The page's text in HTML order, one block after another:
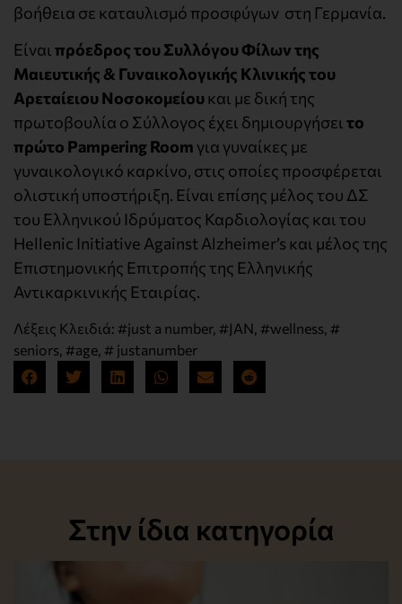
βοήθεια σε καταυλισμό προσφύγων στη Γερμανία.
Είναιπρόεδρος του Συλλόγου Φίλων της
Μαιευτικής & Γυναικολογικής Κλινικής του
Αρεταίειου Νοσοκομείου και με δική της
πρωτοβουλία ο Σύλλογος έχει δημιουργήσειτο
πρώτο Pampering Room για γυναίκες με
γυναικολογικό καρκίνο, στις οποίες προσφέρεται
ολιστική υποστήριξη. Είναι επίσης μέλος του ΔΣ
του Ελληνικού Ιδρύματος Καρδιολογίας και του
Hellenic Initiative Against Alzheimer’s και μέλος της
Επιστημονικής Επιτροπής της Ελληνικής
Αντικαρκινικής Εταιρίας.
Λέξεις Κλειδιά: #just a number, #JAN, #wellness, #
seniors, #age, # justanumber
Στην ίδια κατηγορία